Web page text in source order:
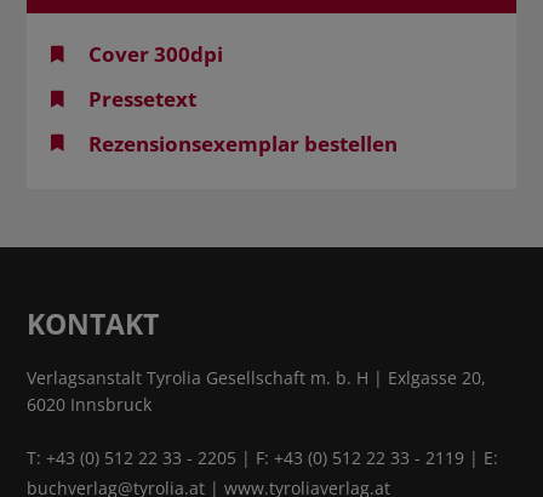
Cover 300dpi
Pressetext
Rezensionsexemplar bestellen
KONTAKT
Verlagsanstalt Tyrolia Gesellschaft m. b. H | Exlgasse 20,
6020 Innsbruck
T:+43 (0) 512 22 33 - 2205 | F: +43 (0) 512 22 33 - 2119 | E:
buchverlag@tyrolia.at |www.tyroliaverlag.at